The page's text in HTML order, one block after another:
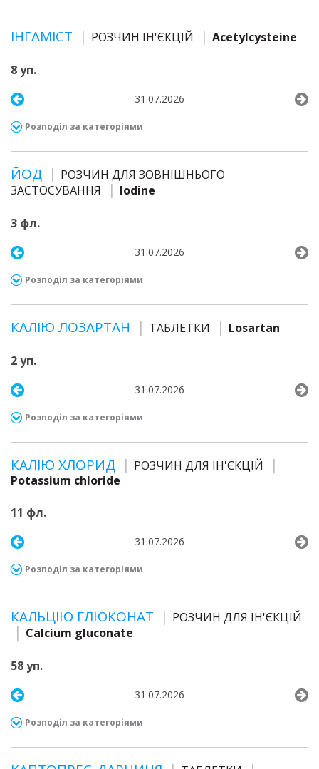
ІНГАМІСТ РОЗЧИН ІН'ЄКЦІЙ Acetylcysteine
8 уп.
31.07.2026
Розподіл за категоріями
ЙОД
РОЗЧИН ДЛЯ ЗОВНІШНЬОГО
ЗАСТОСУВАННЯ
Iodine
3 фл.
31.07.2026
Розподіл за категоріями
КАЛІЮ ЛОЗАРТАН ТАБЛЕТКИ Losartan
2 уп.
31.07.2026
Розподіл за категоріями
КАЛІЮ ХЛОРИД
РОЗЧИН ДЛЯ ІН'ЄКЦІЙ
Potassium chloride
11 фл.
31.07.2026
Розподіл за категоріями
КАЛЬЦІЮ ГЛЮКОНАТ
РОЗЧИН ДЛЯ ІН'ЄКЦІЙ
Calcium gluconate
58 уп.
31.07.2026
Розподіл за категоріями